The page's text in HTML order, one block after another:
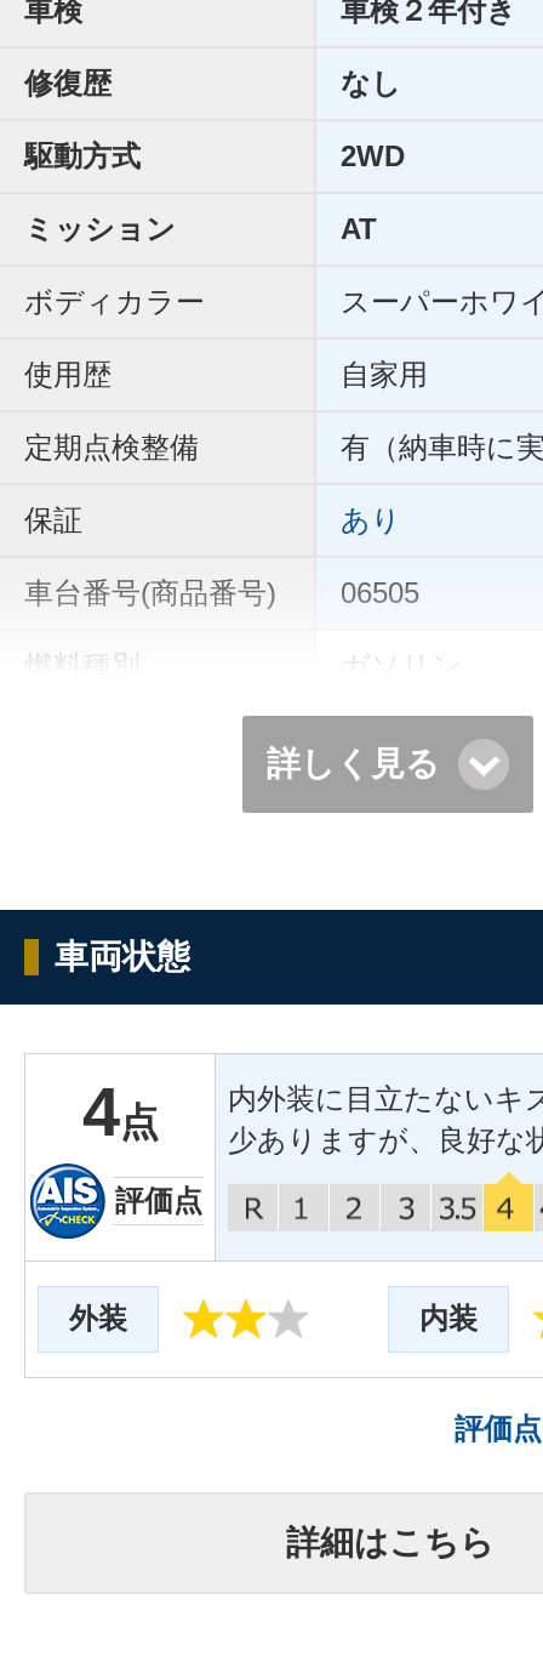
車検 車検２年付き
修復歴 なし
駆動方式 2WD
ミッション AT
ボディカラー スーパーホワ
使用歴 自家用
定期点検整備 有（納車時に
保証 あり
車台番号(商品番号) 06505
燃料種別 ガソリン
詳しく見る
車両状態
4点
評価点
内外装に目立たないキ
少ありますが、良好な
外装 内装
評価
詳細はこちら